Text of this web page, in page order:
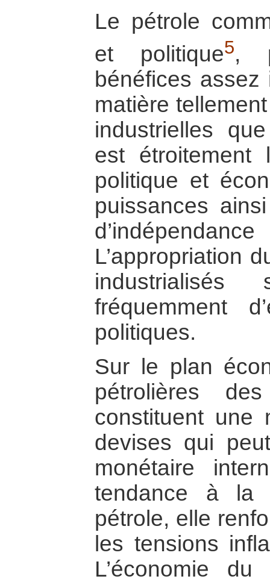
Le pétrole
et politique5,
bénéfices
matière
industrielles
est
politique et
puissances
L’appropriation
industrialisés
fréquemment
politiques.
Sur le plan
pétrolières
constituent une
devises qui
monétaire
tendance à la
pétrole, elle
les tensions
L’économie